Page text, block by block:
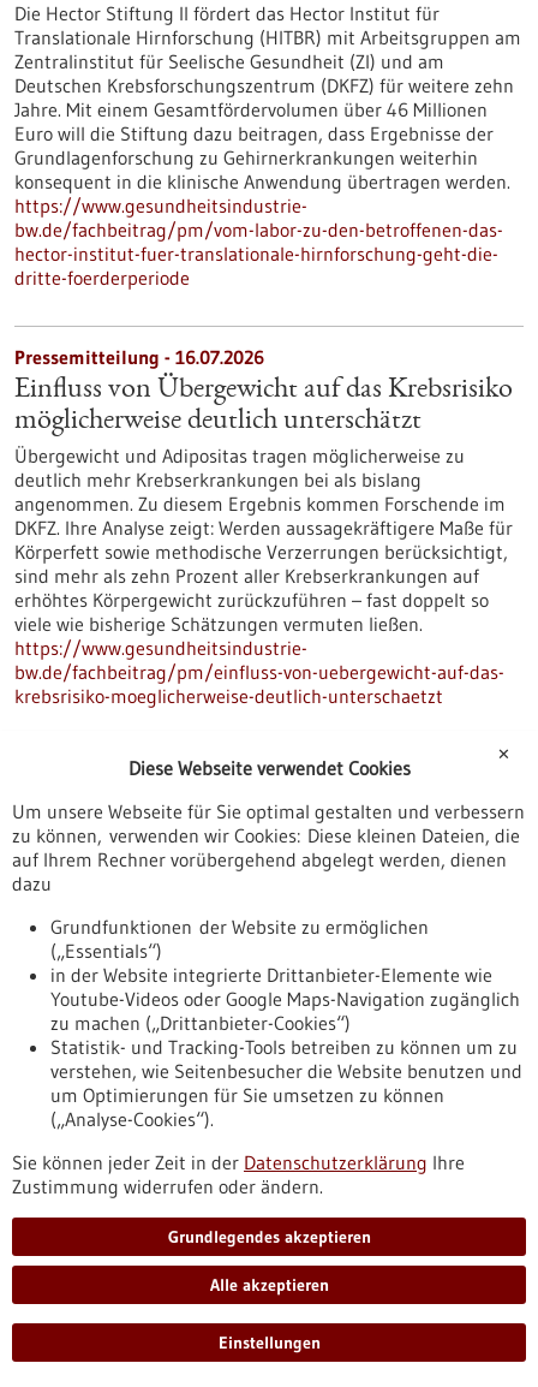
Die Hector Stiftung II fördert das Hector Institut für
Translationale Hirnforschung (HITBR) mit Arbeitsgruppen am
Zentralinstitut für Seelische Gesundheit (ZI) und am
Deutschen Krebsforschungszentrum (DKFZ) für weitere zehn
Jahre. Mit einem Gesamtfördervolumen über 46 Millionen
Euro will die Stiftung dazu beitragen, dass Ergebnisse der
Grundlagenforschung zu Gehirnerkrankungen weiterhin
konsequent in die klinische Anwendung übertragen werden.
https://www.gesundheitsindustrie-
bw.de/fachbeitrag/pm/vom-labor-zu-den-betroffenen-das-
hector-institut-fuer-translationale-hirnforschung-geht-die-
dritte-foerderperiode
Pressemitteilung - 16.07.2026
Einfluss von Übergewicht auf das Krebsrisiko
möglicherweise deutlich unterschätzt
Übergewicht und Adipositas tragen möglicherweise zu
deutlich mehr Krebserkrankungen bei als bislang
angenommen. Zu diesem Ergebnis kommen Forschende im
DKFZ. Ihre Analyse zeigt: Werden aussagekräftigere Maße für
Körperfett sowie methodische Verzerrungen berücksichtigt,
sind mehr als zehn Prozent aller Krebserkrankungen auf
erhöhtes Körpergewicht zurückzuführen – fast doppelt so
viele wie bisherige Schätzungen vermuten ließen.
https://www.gesundheitsindustrie-
bw.de/fachbeitrag/pm/einfluss-von-uebergewicht-auf-das-
krebsrisiko-moeglicherweise-deutlich-unterschaetzt
Beratungsgutscheine Gesundheitswirtschaft
Asien
Förderprogramm, Förderung durch:Bundesministerium für
Wirtschaft und Energie,
https://www.gesundheitsindustrie-
bw.de/datenbank/foerderungen/beratungsgutscheine-
gesundheitswirtschaft-asien
Pressemitteilung - 16.07.2026
Wirtschaftsministerin Hoffmeister-Kraut
besucht das Universitätsklinikum Freiburg
Die baden-württembergische Wirtschaftsministerin Dr. Nicole
Hoffmeister-Kraut hat am 16. Juli 2026 das Uniklinikum
Digitale Innovationszentrum, kurz DIGIZ, und der Austausch
mit Vertretern der Freiburger Gesundheitswirtschaft. Das
Land Baden-Württemberg fördert den Aufbau einer
diagnostischen und therapeutischen Forschungs- und
Entwicklungseinheit im DIGIZ mit rund 25 Millionen Euro.
https://www.gesundheitsindustrie-
✕
Diese Webseite verwendet Cookies
Um unsere Webseite für Sie optimal gestalten und verbessern
zu können, verwenden wir Cookies: Diese kleinen Dateien, die
auf Ihrem Rechner vorübergehend abgelegt werden, dienen
dazu
Grundfunktionen der Website zu ermöglichen
(„Essentials“)
in der Website integrierte Drittanbieter-Elemente wie
Youtube-Videos oder Google Maps-Navigation zugänglich
zu machen („Drittanbieter-Cookies“)
Statistik- und Tracking-Tools betreiben zu können um zu
verstehen, wie Seitenbesucher die Website benutzen und
um Optimierungen für Sie umsetzen zu können
(„Analyse-Cookies“).
Sie können jeder Zeit in der Datenschutzerklärung Ihre
Zustimmung widerrufen oder ändern.
Grundlegendes akzeptieren
Alle akzeptieren
Einstellungen